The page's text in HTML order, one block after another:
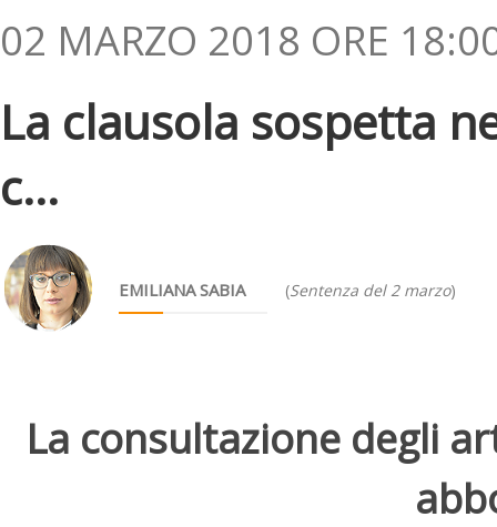
02 MARZO 2018 ORE
La clausola sospetta
c...
EMILIANA SABIA (Sentenza del 2 marzo)
La consultazione degli